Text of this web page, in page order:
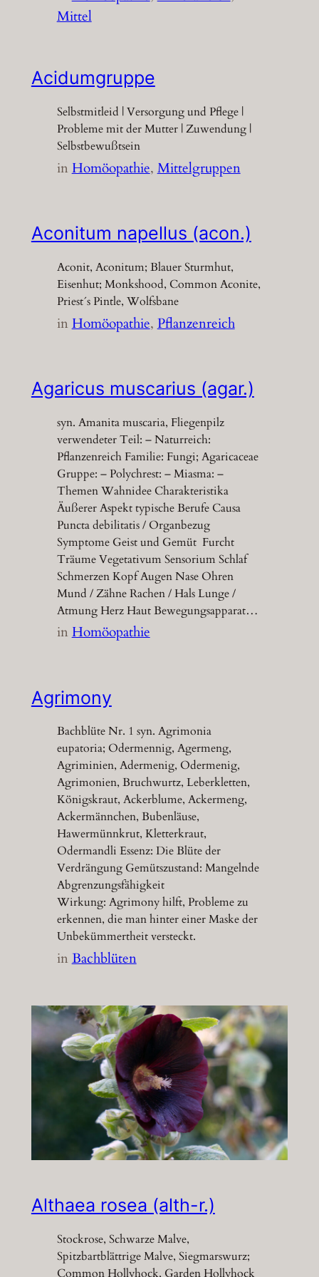
Mittel
Acidumgruppe
Selbstmitleid | Versorgung und Pflege |
Probleme mit der Mutter | Zuwendung |
Selbstbewußtsein
inHomöopathie, Mittelgruppen
Aconitum napellus (acon.)
Aconit, Aconitum; Blauer Sturmhut,
Eisenhut; Monkshood, Common Aconite,
Priest´s Pintle, Wolfsbane
inHomöopathie, Pflanzenreich
Agaricus muscarius (agar.)
syn. Amanita muscaria, Fliegenpilz
verwendeter Teil: – Naturreich:
Pflanzenreich Familie: Fungi; Agaricaceae
Gruppe: – Polychrest: – Miasma: –
Themen Wahnidee Charakteristika
Äußerer Aspekt typische Berufe Causa
Puncta debilitatis / Organbezug
Symptome Geist und Gemüt Furcht
Träume Vegetativum Sensorium Schlaf
Schmerzen Kopf Augen Nase Ohren
Mund / Zähne Rachen / Hals Lunge /
Atmung Herz Haut Bewegungsapparat…
inHomöopathie
Agrimony
Bachblüte Nr. 1 syn. Agrimonia
eupatoria; Odermennig, Agermeng,
Agriminien, Adermenig, Odermenig,
Agrimonien, Bruchwurtz, Leberkletten,
Königskraut, Ackerblume, Ackermeng,
Ackermännchen, Bubenläuse,
Hawermünnkrut, Kletterkraut,
Odermandli Essenz: Die Blüte der
Verdrängung Gemütszustand: Mangelnde
Abgrenzungsfähigkeit
Wirkung: Agrimony hilft, Probleme zu
erkennen, die man hinter einer Maske der
Unbekümmertheit versteckt.
inBachblüten
Althaea rosea (alth-r.)
Stockrose, Schwarze Malve,
Spitzbartblättrige Malve, Siegmarswurz;
Common Hollyhock, Garden Hollyhock